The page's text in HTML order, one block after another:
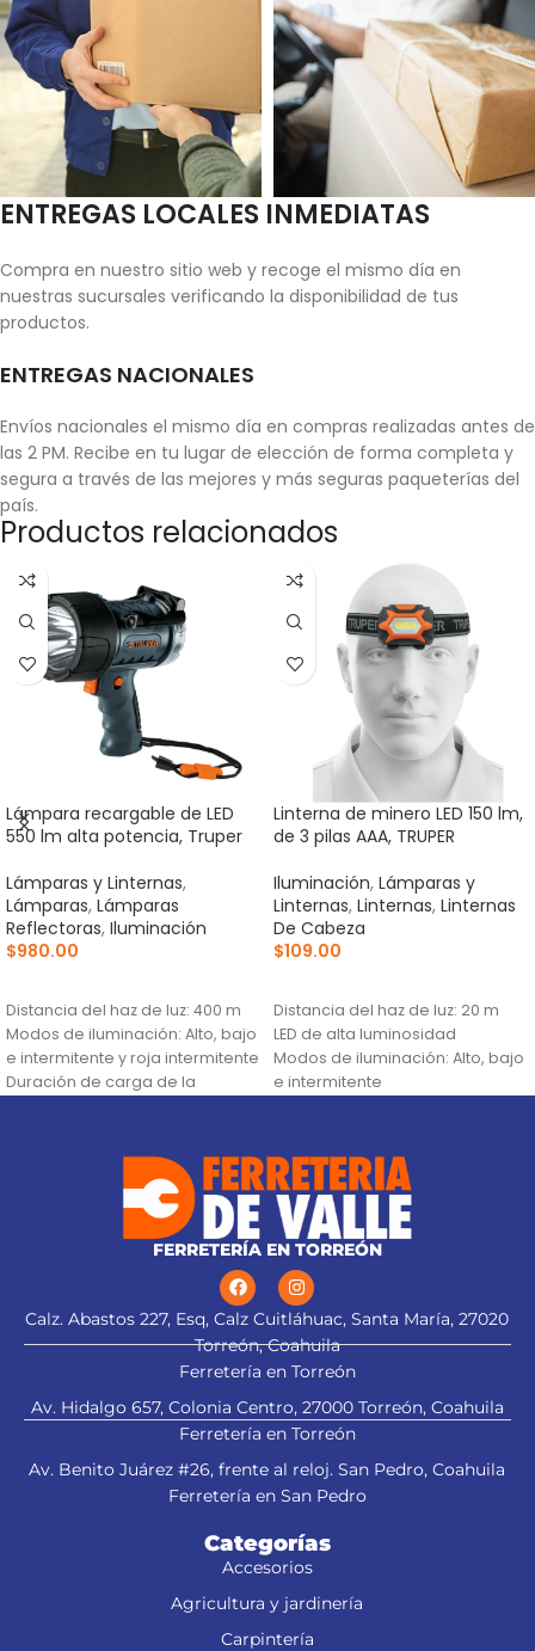
ENTREGAS LOCALES INMEDIATAS
Compra en nuestro sitio web y recoge el mismo día en
nuestras sucursales verificando la disponibilidad de tus
productos.
ENTREGAS NACIONALES
Envíos nacionales el mismo día en compras realizadas antes de
las 2 PM. Recibe en tu lugar de elección de forma completa y
segura a través de las mejores y más seguras paqueterías del
país.
Productos relacionados
Lámpara recargable de LED
550 lm alta potencia, Truper
Lámparas y Linternas,
Lámparas, Lámparas
Reflectoras, Iluminación
$980.00
Distancia del haz de luz: 400 m
Modos de iluminación: Alto, bajo
e intermitente y roja intermitente
Duración de carga de la
Linterna de minero LED 150 lm,
de 3 pilas AAA, TRUPER
Iluminación, Lámparas y
Linternas, Linternas, Linternas
De Cabeza
$109.00
Distancia del haz de luz: 20 m
LED de alta luminosidad
Modos de iluminación: Alto, bajo
e intermitente
FERRETERÍA EN TORREÓN
Calz. Abastos 227, Esq, Calz Cuitláhuac, Santa María, 27020
Torreón, Coahuila
Ferretería en Torreón
Av. Hidalgo 657, Colonia Centro, 27000 Torreón, Coahuila
Ferretería en Torreón
Av. Benito Juárez #26, frente al reloj. San Pedro, Coahuila
Ferretería en San Pedro
Categorías
Accesorios
Agricultura y jardinería
Carpintería